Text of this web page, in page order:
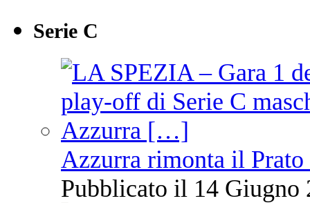
Serie C
Azzurra rimonta il Prato
Pubblicato il 14 Giugno